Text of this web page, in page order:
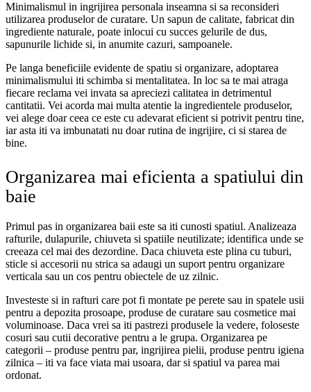
Minimalismul in ingrijirea personala inseamna si sa reconsideri
utilizarea produselor de curatare. Un sapun de calitate, fabricat din
ingrediente naturale, poate inlocui cu succes gelurile de dus,
sapunurile lichide si, in anumite cazuri, sampoanele.
Pe langa beneficiile evidente de spatiu si organizare, adoptarea
minimalismului iti schimba si mentalitatea. In loc sa te mai atraga
fiecare reclama vei invata sa apreciezi calitatea in detrimentul
cantitatii. Vei acorda mai multa atentie la ingredientele produselor,
vei alege doar ceea ce este cu adevarat eficient si potrivit pentru tine,
iar asta iti va imbunatati nu doar rutina de ingrijire, ci si starea de
bine.
Organizarea mai eficienta a spatiului din
baie
Primul pas in organizarea baii este sa iti cunosti spatiul. Analizeaza
rafturile, dulapurile, chiuveta si spatiile neutilizate; identifica unde se
creeaza cel mai des dezordine. Daca chiuveta este plina cu tuburi,
sticle si accesorii nu strica sa adaugi un suport pentru organizare
verticala sau un cos pentru obiectele de uz zilnic.
Investeste si in rafturi care pot fi montate pe perete sau in spatele usii
pentru a depozita prosoape, produse de curatare sau cosmetice mai
voluminoase. Daca vrei sa iti pastrezi produsele la vedere, foloseste
cosuri sau cutii decorative pentru a le grupa. Organizarea pe
categorii – produse pentru par, ingrijirea pielii, produse pentru igiena
zilnica – iti va face viata mai usoara, dar si spatiul va parea mai
ordonat.